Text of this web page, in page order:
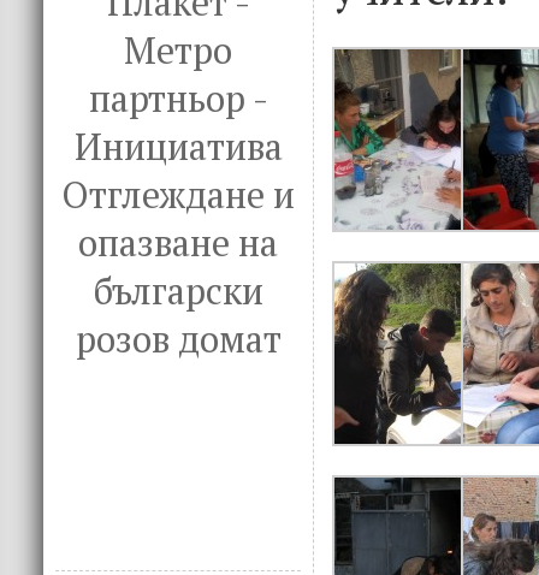
Метро
партньор -
Инициатива
Отглеждане и
опазване на
български
розов домат